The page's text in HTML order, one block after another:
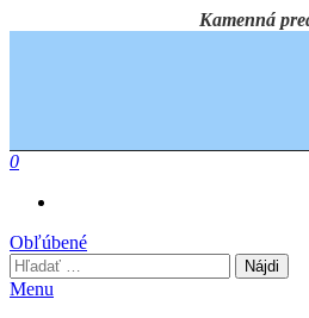
Kamenná
0
Obľúbené
Hľadať:
Menu